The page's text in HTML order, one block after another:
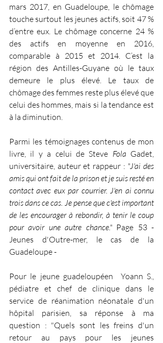
mars 2017, en Guadeloupe, le chômage
touche surtout les jeunes actifs, soit 47 %
d’entre eux. Le chômage concerne 24 %
des actifs en moyenne en 2016,
comparable à 2015 et 2014. C’est la
région des Antilles-Guyane où le taux
demeure le plus élevé. Le taux de
chômage des femmes reste plus élevé que
celui des hommes, mais si la tendance est
à la diminution.
Parmi les témoignages contenus de mon
livre, il y a celui de Steve Fola Gadet,
universitaire, auteur et rappeur : "J'ai des
amis qui ont fait de la prison et je suis resté en
contact avec eux par courrier. J'en ai connu
trois dans ce cas. Je pense que c'est important
de les encourager à rebondir, à tenir le coup
pour avoir une autre chance." Page 53 -
Jeunes d'Outre-mer, le cas de la
Guadeloupe -
Pour le jeune guadeloupéen  Yoann S.,
pédiatre et chef de clinique dans le
service de réanimation néonatale d'un
hôpital parisien, sa réponse à ma
question : "Quels sont les freins d'un
retour au pays pour les jeunes